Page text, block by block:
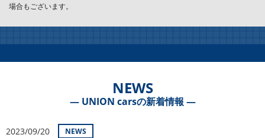
場合もございます。
NEWS
― UNION carsの新着情報 ―
2023/09/20 NEWS